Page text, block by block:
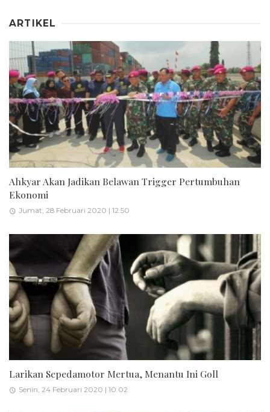
ARTIKEL
Ahkyar Akan Jadikan Belawan Trigger Pertumbuhan
Ekonomi
Jumat, 28 Februari 2020 | 12:50
Larikan Sepedamotor Mertua, Menantu Ini Goll
Senin, 24 Februari 2020 | 10:02